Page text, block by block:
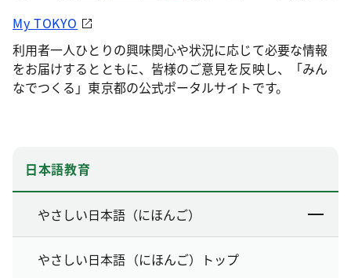
My TOKYO
利用者一人ひとりの興味関心や状況に応じて必要な情報
をお届けするとともに、皆様のご意見を反映し、「みん
なでつくる」東京都の公式ポータルサイトです。
日本語教育
やさしい日本語（にほんご）
やさしい日本語（にほんご）トップ